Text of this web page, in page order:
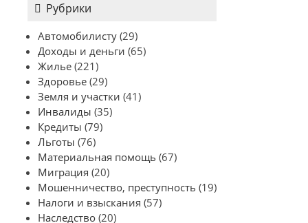
Рубрики
Автомобилисту (29)
Доходы и деньги (65)
Жилье (221)
Здоровье (29)
Земля и участки (41)
Инвалиды (35)
Кредиты (79)
Льготы (76)
Материальная помощь (67)
Миграция (20)
Мошенничество, преступность (19)
Налоги и взыскания (57)
Наследство (20)